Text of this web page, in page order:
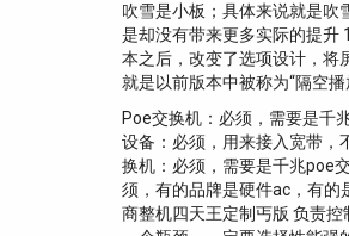
吹雪是小板；具体来说就是吹
是却没有带来更多实际的提升
本之后，改变了选项设计，将
就是以前版本中被称为“隔空
Poe交换机：必须，需要是千
设备：必须，用来接入宽带，
换机：必须，需要是千兆poe
须，有的品牌是硬件ac，有的
商整机四天王定制丐版 负责